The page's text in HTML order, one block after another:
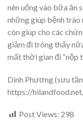
nên uống vào bữa ăn
những giúp bệnh
còn giúp cho các
giảm đi trông thấy
mất thời gian đi “nộp
Dinh Phương (sưu
https://
Post Views: 298